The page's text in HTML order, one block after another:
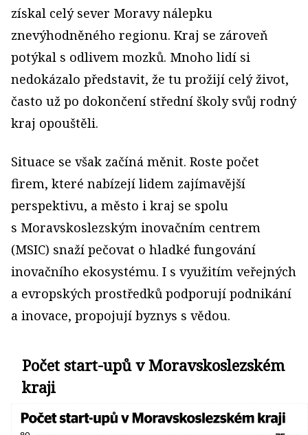
získal celý sever Moravy nálepku
znevýhodněného regionu. Kraj se zároveň
potýkal s odlivem mozků. Mnoho lidí si
nedokázalo představit, že tu prožijí celý život,
často už po dokončení střední školy svůj rodný
kraj opouštěli.
Situace se však začíná měnit. Roste počet
firem, které nabízejí lidem zajímavější
perspektivu, a město i kraj se spolu
s Moravskoslezským inovačním centrem
(MSIC) snaží pečovat o hladké fungování
inovačního ekosystému. I s využitím veřejných
a evropských prostředků podporují podnikání
a inovace, propojují byznys s vědou.
Počet start-upů v Moravskoslezském
kraji